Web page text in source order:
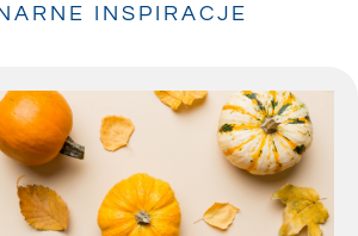
INSPIRACJE